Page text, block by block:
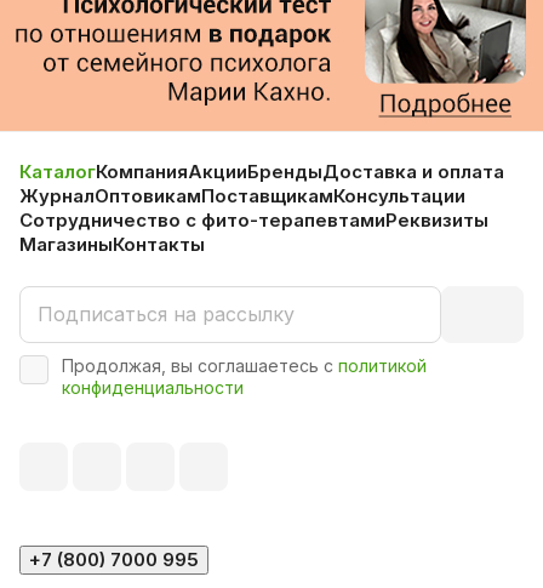
КаталогКомпанияАкцииБрендыДоставка и оплата
ЖурналОптовикамПоставщикамКонсультации
Сотрудничество с фито-терапевтамиРеквизиты
МагазиныКонтакты
Продолжая, вы соглашаетесь с политикой
конфиденциальности
+7 (800) 7000 995